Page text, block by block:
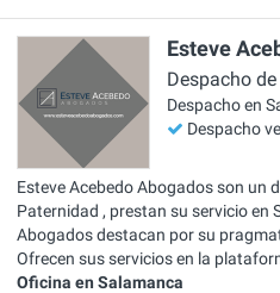
Esteve
Despacho
Despacho en
Despacho
Esteve Acebedo Abogados son un
Paternidad , prestan su servicio en
Abogados destacan por su
Ofrecen sus servicios en la
Oficina en Salamanca